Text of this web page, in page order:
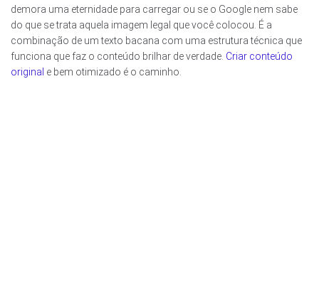
demora uma eternidade para carregar ou se o Google nem sabe
do que se trata aquela imagem legal que você colocou. É a
combinação de um texto bacana com uma estrutura técnica que
funciona que faz o conteúdo brilhar de verdade. Criar conteúdo
original e bem otimizado é o caminho.